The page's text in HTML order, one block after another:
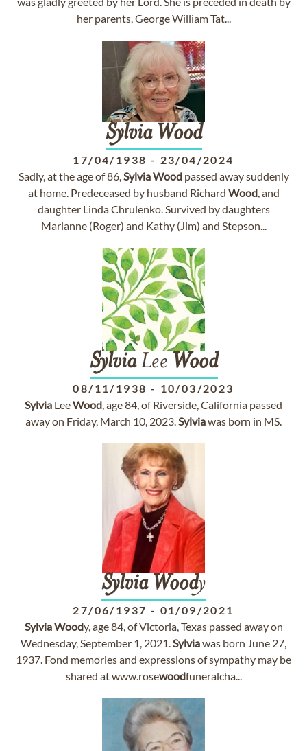
her parents, George William Tat...
Sylvia Wood
17/04/1938 - 23/04/2024
Sadly, at the age of 86,SylviaWoodpassed away suddenly
at home. Predeceased by husband Richard Wood, and
daughter Linda Chrulenko. Survived by daughters
Marianne (Roger) and Kathy (Jim) and Stepson...
SylviaLee Wood
08/11/1938 - 10/03/2023
Sylvia LeeWood, age 84, of Riverside, California passed
away on Friday, March 10, 2023.Sylviawas born in MS.
Sylvia Woody
27/06/1937 - 01/09/2021
SylviaWoody, age 84, of Victoria, Texas passed away on
Wednesday, September 1, 2021.Sylviawas born June 27,
1937. Fond memories and expressions of sympathy may be
shared at www.rosewoodfuneralcha...